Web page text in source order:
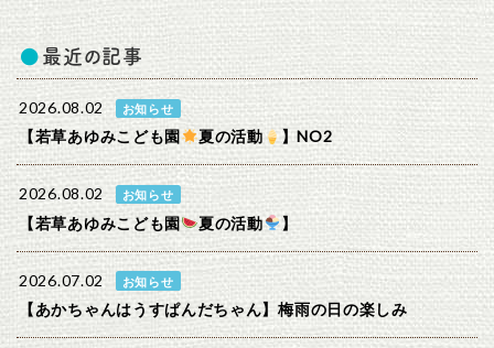
最近の記事
2026.08.02 お知らせ
【若草あゆみこども園 夏の活動 】NO2
2026.08.02 お知らせ
【若草あゆみこども園 夏の活動 】
2026.07.02 お知らせ
【あかちゃんはうすぱんだちゃん】梅雨の日の楽しみ